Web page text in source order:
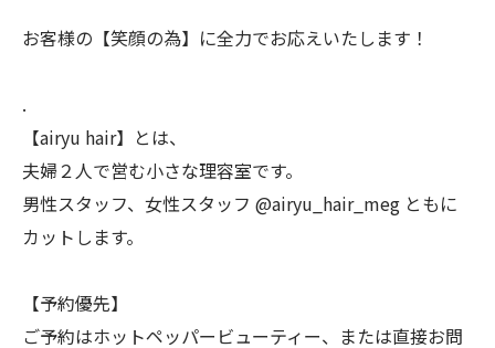
お客様の【笑顔の為】に全力でお応えいたします！
.
【airyu hair】とは、
夫婦２人で営む小さな理容室です。
男性スタッフ、女性スタッフ @airyu_hair_meg ともに
カットします。
【予約優先】
ご予約はホットペッパービューティー、または直接お問